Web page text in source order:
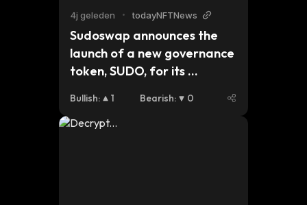
4j geleden • todayNFTNews
Sudoswap announces the
launch of a new governance
token, SUDO, for its
Bullish: 1 Bearish: 0